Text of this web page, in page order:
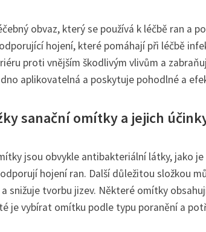
obvaz, který se používá k léčbě ran a
hojení, které pomáhají při léčbě
proti vnějším škodlivým vlivům a
aplikovatelná a poskytuje pohodlné a
sanační omítky a jejich
jsou obvykle antibakteriální látky, jako
hojení ran. Další důležitou složkou
snižuje tvorbu jizev. Některé omítky
je vybírat omítku podle typu poranění a